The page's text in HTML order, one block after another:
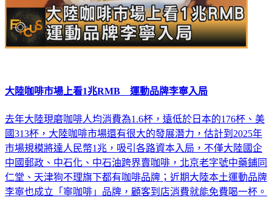
大陸咖啡市場上看1兆RMB 運動品牌李寧入局
去年大陸現磨咖啡人均消費為1.6杯，遠低於日本的176杯、美
國313杯，大陸咖啡市場還有很大的發展潛力，估計到2025年
市場規模將達人民幣1兆，吸引各路資本入局，不僅大陸國企
中國郵政、中石化、中石油跨界賣咖啡，北京老字號中藥鋪同
仁堂、天津狗不理旗下都有咖啡品牌；近期大陸本土運動品牌
李寧也成立「寧咖啡」品牌，顧客到店消費就能免費喝一杯。